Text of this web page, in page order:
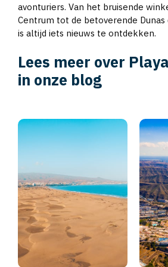
avonturiers. Van het bruisende
Centrum tot de betoverende Dunas
is altijd iets nieuws te ontdekken.
Lees meer over
in onze blog